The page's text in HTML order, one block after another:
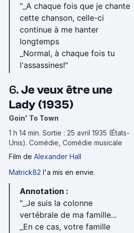
"_A chaque fois que je chante
cette chanson, celle-ci
continue à me hanter
longtemps
_Normal, à chaque fois tu
l'assassines!"
6. Je veux être une
Lady (1935)
Goin' To Town
1 h 14 min. Sortie : 25 avril 1935 (États-
Unis). Comédie, Comédie musicale
Film de Alexander Hall
Matrick82 l'a mis en envie.
Annotation :
"_Je suis la colonne
vertébrale de ma famille...
_En ce cas, votre famille